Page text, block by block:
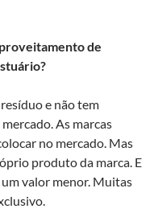
de
e não tem
As marcas
no mercado. Mas
produto da marca. E
valor menor. Muitas